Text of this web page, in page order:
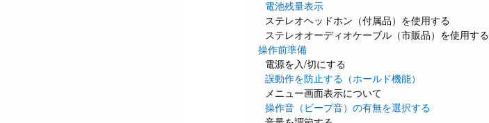
電池残量表示
ステレオヘッドホン（付属品）を使用する
ステレオオーディオケーブル（市販品）を使用する
操作前準備
電源を入/切にする
誤動作を防止する（ホールド機能）
メニュー画面表示について
操作音（ビープ音）の有無を選択する